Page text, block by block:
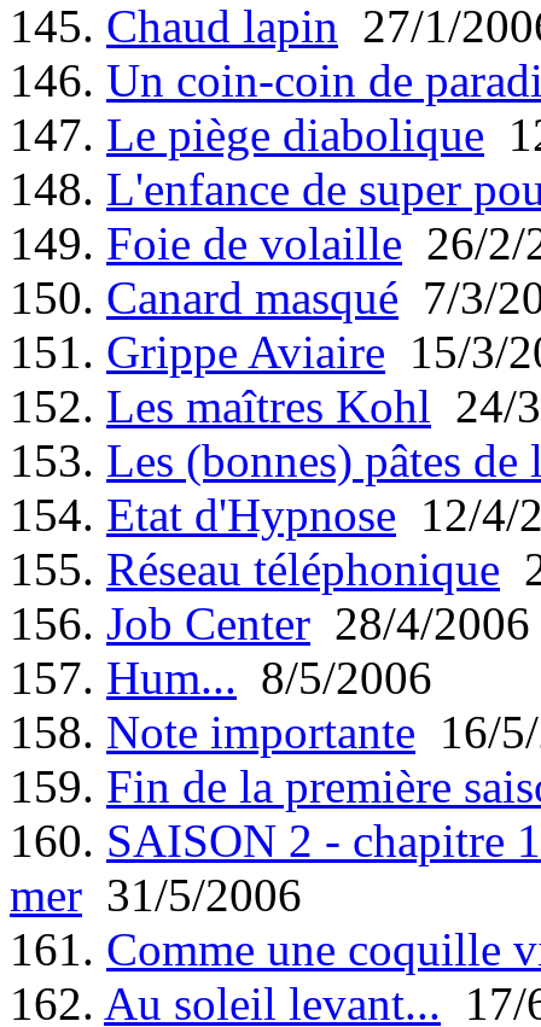
145. Chaud lapin 27/1/
146. Un coin-coin de
147. Le piège diabolique
148. L'enfance de super
149. Foie de volaille 26/2/
150. Canard masqué 7/3/
151. Grippe Aviaire 15/3/
152. Les maîtres Kohl 24/
153. Les (bonnes) pâtes de
154. Etat d'Hypnose 12/4/
155. Réseau téléphonique
156. Job Center 28/4/2006
157. Hum... 8/5/2006
158. Note importante 16/
159. Fin de la première
160. SAISON 2 - chapitre
mer 31/5/2006
161. Comme une coquille
162. Au soleil levant... 17/